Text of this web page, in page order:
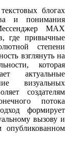
блогах
и понимания
MAX
где привычные
степени
взглянуть на
которая
актуальные
визуальных
создателям
потока
формирует
вызову и